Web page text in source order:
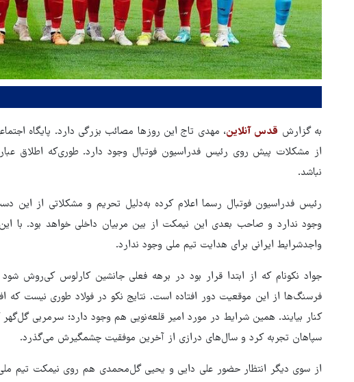
به گزارش قدس آنلاین، مهدی تاج این روزها مصائب بزرگی دارد. پایگاه
از مشکلات پیش روی رئیس فدراسیون فوتبال وجود دارد. طوری‌که اطلاق
نباشد.
رئیس فدراسیون فوتبال رسما اعلام کرده به‌دلیل تحریم و مشکلاتی از
وجود ندارد و صاحب بعدی این نیمکت از بین مربیان داخلی خواهد بود. با
واجدشرایط ایرانی برای هدایت تیم ملی وجود ندارد.
جواد نکونام که از ابتدا قرار بود در برهه فعلی جانشین کارلوس کی‌روش
فرسنگ‌ها از این موقعیت دور افتاده است. نتایج نکو در فولاد طوری نیست که
کنار بیایند. همین شرایط در مورد امیر قلعه‌نویی هم وجود دارد؛ سرمربی
سپاهان تجربه کرد و سال‌های درازی از آخرین موفقیت چشمگیرش می‌گذرد.
از سوی دیگر انتظار حضور علی دایی و یحیی گل‌محمدی هم روی نیمکت تیم
هماهنگی محور مقاومت، آمریکا را
در منطقه درمانده کرد